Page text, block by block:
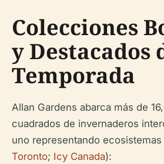
Colecciones
y Destacados
Temporada
Allan Gardens abarca más de
cuadrados de invernaderos
uno representando
Toronto; Icy Canada):